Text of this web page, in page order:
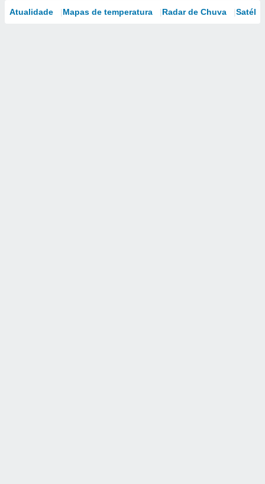
Atualidade Mapas de temperatura Radar de Chuva